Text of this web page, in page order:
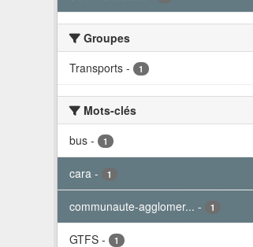
Groupes
Transports - 1
Mots-clés
bus - 1
cara - 1
communaute-agglomer... - 1
GTFS - 1